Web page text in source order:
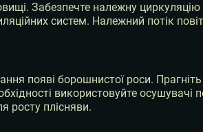
Забезпечте належну циркуляцію
систем. Належний потік
появі борошнистої роси.
використовуйте
росту плісняви.